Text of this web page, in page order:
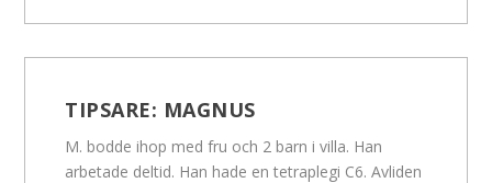
TIPSARE: MAGNUS
M. bodde ihop med fru och 2 barn i villa. Han
arbetade deltid. Han hade en tetraplegi C6. Avliden